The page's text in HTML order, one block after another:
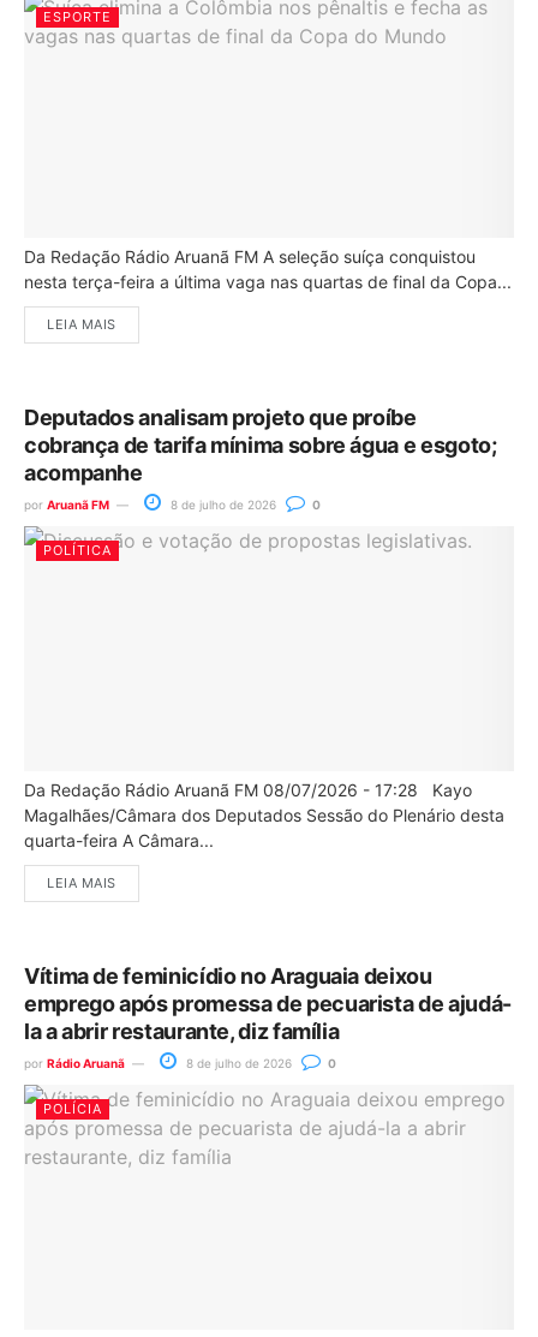
ESPORTE
Da Redação Rádio Aruanã FM A seleção suíça conquistou
nesta terça-feira a última vaga nas quartas de final da Copa...
LEIA MAIS
Deputados analisam projeto que proíbe
cobrança de tarifa mínima sobre água e esgoto;
acompanhe
por Aruanã FM 8 de julho de 2026 0
POLÍTICA
Da Redação Rádio Aruanã FM 08/07/2026 - 17:28 Kayo
Magalhães/Câmara dos Deputados Sessão do Plenário desta
quarta-feira A Câmara...
LEIA MAIS
Vítima de feminicídio no Araguaia deixou
emprego após promessa de pecuarista de ajudá-
la a abrir restaurante, diz família
por Rádio Aruanã 8 de julho de 2026 0
POLÍCIA